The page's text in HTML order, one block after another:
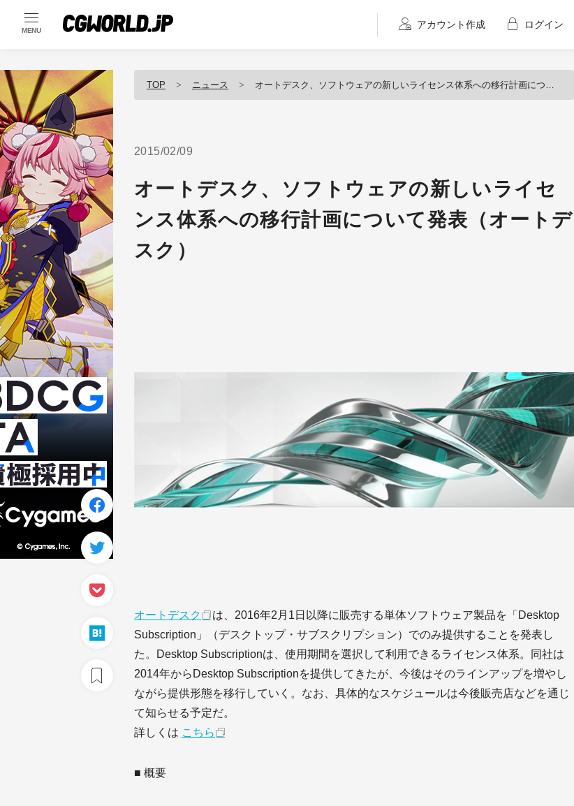
MENU
アカウント作成 ログイン
TOP ニュース オートデスク、ソフトウェアの新しいライセンス体系への移行計画について発表（オートデスク）
2015/02/09
オートデスク、ソフトウェアの新しいライセ
ンス体系への移行計画について発表（オートデ
スク）
オートデスク
は、2016年2月1日以降に販売する単体ソフトウェア製品を「Desktop
Subscription」（デスクトップ・サブスクリプション）でのみ提供することを発表し
た。Desktop Subscriptionは、使用期間を選択して利用できるライセンス体系。同社は
2014年からDesktop Subscriptionを提供してきたが、今後はそのラインアップを増やし
ながら提供形態を移行していく。なお、具体的なスケジュールは今後販売店などを通じ
て知らせる予定だ。
詳しくは こちら
■ 概要